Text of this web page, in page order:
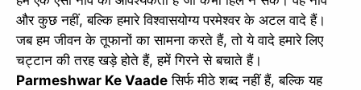
और कुछ नहीं, बल्कि हमारे विश्वासयोग्य परमेश्वर के अटल वादे हैं।
जब हम जीवन के तूफानों का सामना करते हैं, तो ये वादे हमारे लिए
चट्टान की तरह खड़े होते हैं, हमें गिरने से बचाते हैं।
Parmeshwar Ke Vaade सिर्फ मीठे शब्द नहीं हैं, बल्कि यह